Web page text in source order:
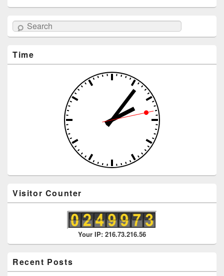
Search
Time
Visitor Counter
Your IP: 216.73.216.56
Recent Posts